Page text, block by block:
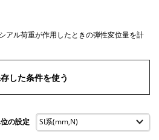
アル荷重が作用したときの弾性変位量を計
した条件を使う
の設定